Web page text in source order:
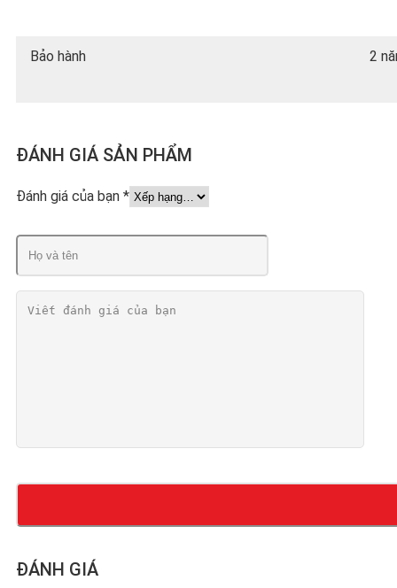
Bảo hành 2
ĐÁNH GIÁ
ĐÁNH GIÁ SẢN PHẨM
Đánh giá của bạn *